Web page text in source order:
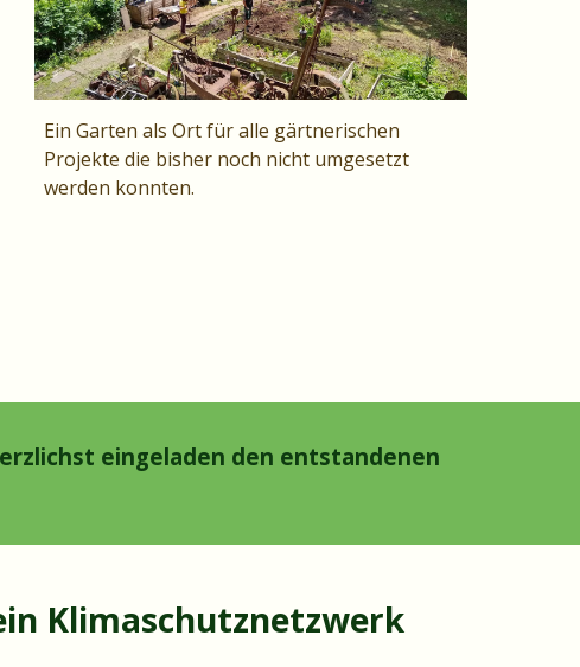
Ein Garten als Ort für alle gärtnerischen
Projekte die bisher noch nicht umgesetzt
werden konnten.
eingeladen den entstandenen
Klimaschutznetzwerk